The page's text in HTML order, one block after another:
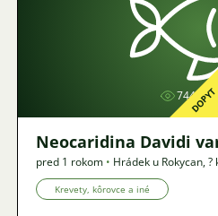
744DOPYT
Neocaridina Davidi
pred 1 rokom • Hrádek u Rokycan,?
Krevety, kôrovce a iné